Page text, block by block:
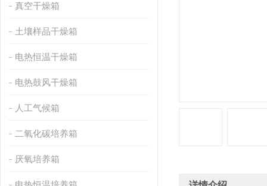
真空干燥箱
土壤样品干燥箱
电热恒温干燥箱
电热鼓风干燥箱
人工气候箱
二氧化碳培养箱
厌氧培养箱